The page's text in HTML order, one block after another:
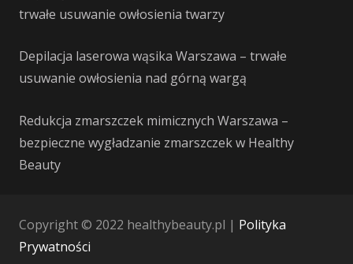
trwałe usuwanie owłosienia twarzy
Depilacja laserowa wąsika Warszawa – trwałe
usuwanie owłosienia nad górną wargą
Redukcja zmarszczek mimicznych Warszawa –
bezpieczne wygładzanie zmarszczek w Healthy
Beauty
Copyright © 2022 healthybeauty.pl | Polityka
Prywatności